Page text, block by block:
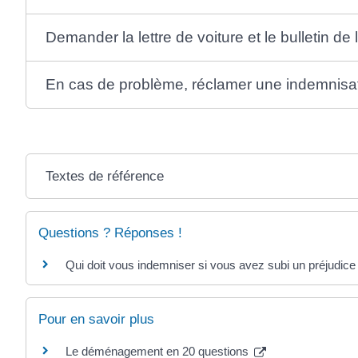
Demander la lettre de voiture et le bulletin de
En cas de problème, réclamer une
Textes de référence
Questions ? Réponses !
Qui doit vous indemniser si vous avez subi un préjudice
Pour en savoir plus
Le déménagement en 20 questions